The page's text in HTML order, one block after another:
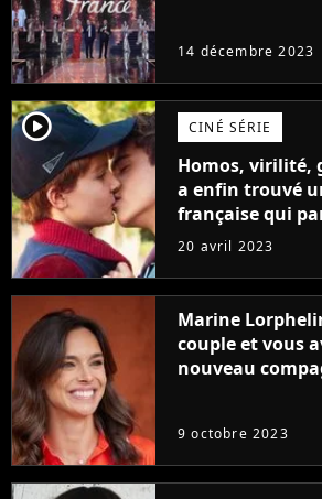
14 décembre 2023
player2 CINÉ SÉRIE
Homos, virilité,
a enfin trouvé
française qui
sans être super
20 avril 2023
Marine
couple et vous
nouveau
9 octobre 2023